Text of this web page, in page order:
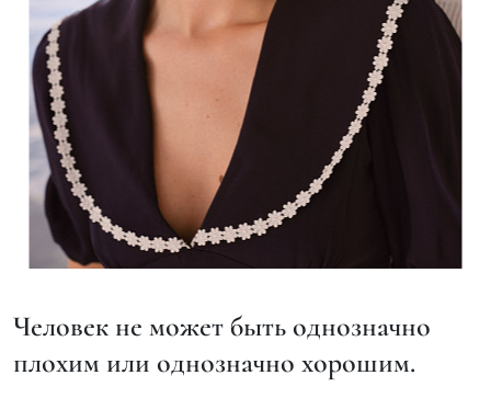
Человек не может быть однозначно
плохим или однозначно хорошим.